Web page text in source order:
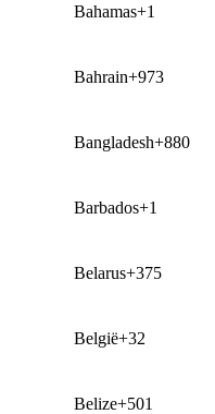
Bahamas+1
Bahrain+973
Bangladesh+880
Barbados+1
Belarus+375
België+32
Belize+501